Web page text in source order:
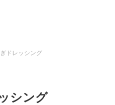
ドレッシング
シング